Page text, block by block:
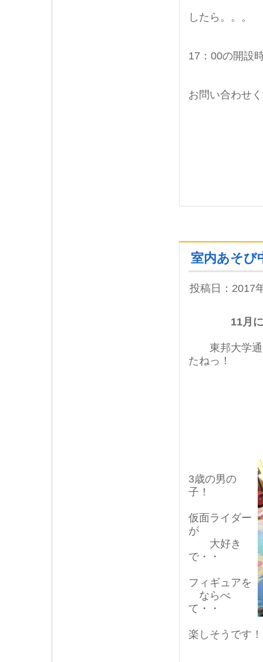
したら。。。
17：00の開設
お問い合わせ
室内あそび
投稿日：2017
11月になり
東邦大学通
たねっ！
3歳の男の
子！
仮面ライダー
が
大好き
で・・
フィギュアを
ならべ
て・・
楽しそうです